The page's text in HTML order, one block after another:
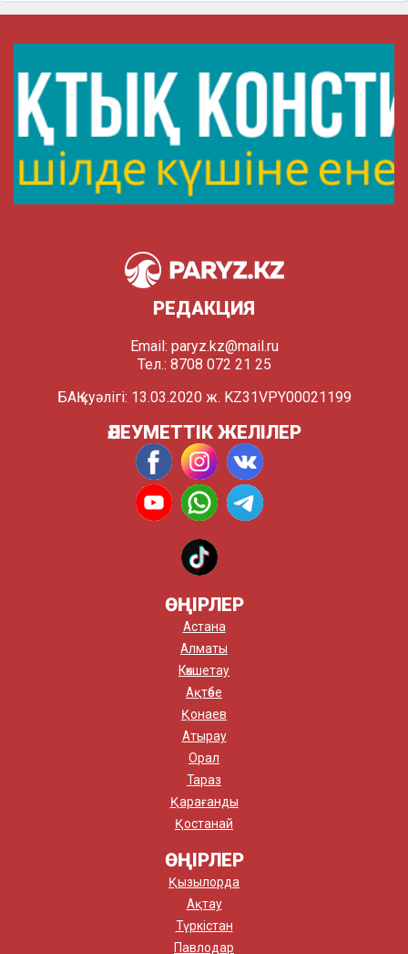
РЕДАКЦИЯ
Email: paryz.kz@mail.ru
Тел.: 8708 072 21 25
БАҚ куәлігі: 13.03.2020 ж. KZ31VPY00021199
ӘЛЕУМЕТТІК ЖЕЛІЛЕР
ӨҢІРЛЕР
Астана
Алматы
Көкшетау
Ақтөбе
Қонаев
Атырау
Орал
Тараз
Қарағанды
Қостанай
ӨҢІРЛЕР
Қызылорда
Ақтау
Түркістан
Павлодар